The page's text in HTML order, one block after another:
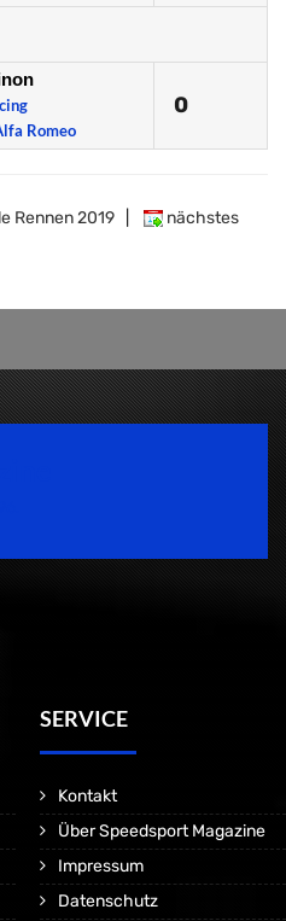
Romeo
0
Rennen 2019
nächstes
SERVICE
Kontakt
Über Speedsport Magazine
Impressum
Datenschutz